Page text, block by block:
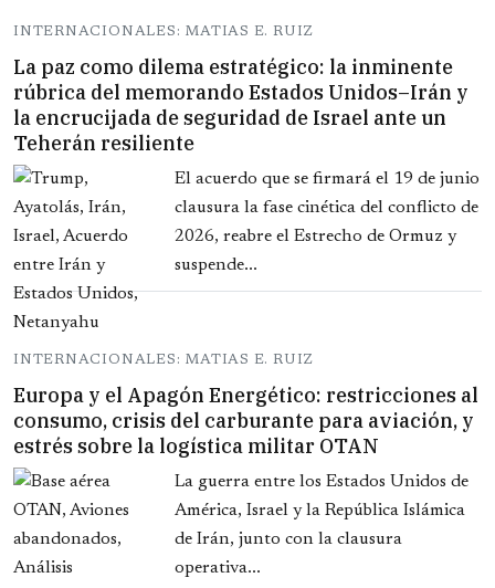
INTERNACIONALES: MATIAS E. RUIZ
La paz como dilema estratégico: la inminente
rúbrica del memorando Estados Unidos–Irán y
la encrucijada de seguridad de Israel ante un
Teherán resiliente
El acuerdo que se firmará el 19 de junio
clausura la fase cinética del conflicto de
2026, reabre el Estrecho de Ormuz y
suspende...
INTERNACIONALES: MATIAS E. RUIZ
Europa y el Apagón Energético: restricciones al
consumo, crisis del carburante para aviación, y
estrés sobre la logística militar OTAN
La guerra entre los Estados Unidos de
América, Israel y la República Islámica
de Irán, junto con la clausura
operativa...